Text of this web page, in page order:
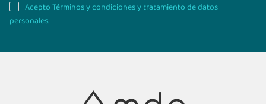
Acepto Términos y condiciones y tratamiento de datos
personales.